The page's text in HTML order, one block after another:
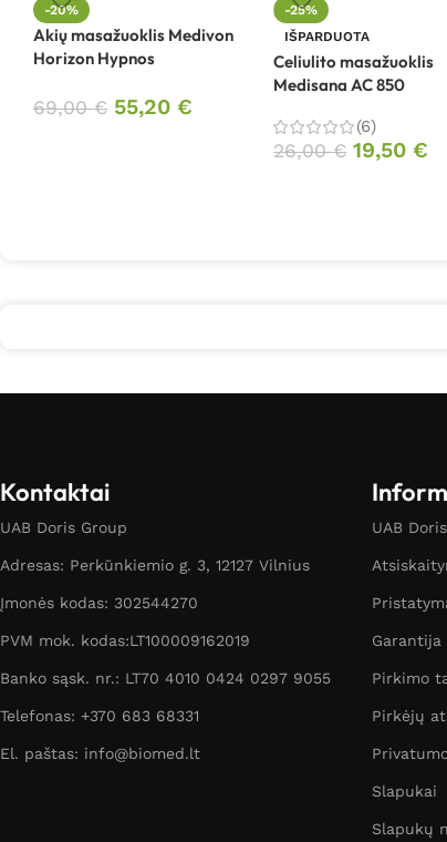
-20%
Akių masažuoklis Medivon
Horizon Hypnos
69,00€ 55,20 €
-25%
IŠPARDUOTA
Celiulito masažuoklis
Medisana AC 850
(6)
26,00€ 19,50€
Kontaktai
UAB Doris Group
Adresas: Perkūnkiemio g. 3, 12127 Vilnius
Įmonės kodas: 302544270
PVM mok. kodas:LT100009162019
Banko sąsk. nr.: LT70 4010 0424 0297 9055
Telefonas: +370 683 68331
El. paštas: info@biomed.lt
UAB
Garantija
Pirkimo
Pirkėjų
Slapukai
Slapukų